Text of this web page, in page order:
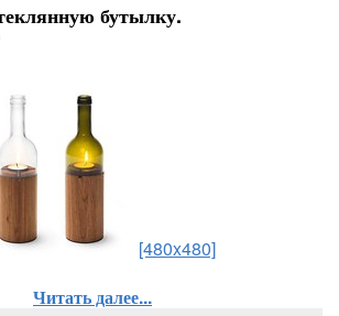
бутылку.
[480x480]
Читать далее...